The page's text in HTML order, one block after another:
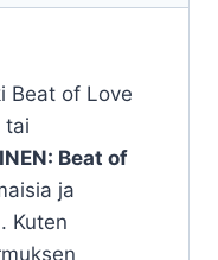
Beat of Love
tai
Beat of
ja
Kuten